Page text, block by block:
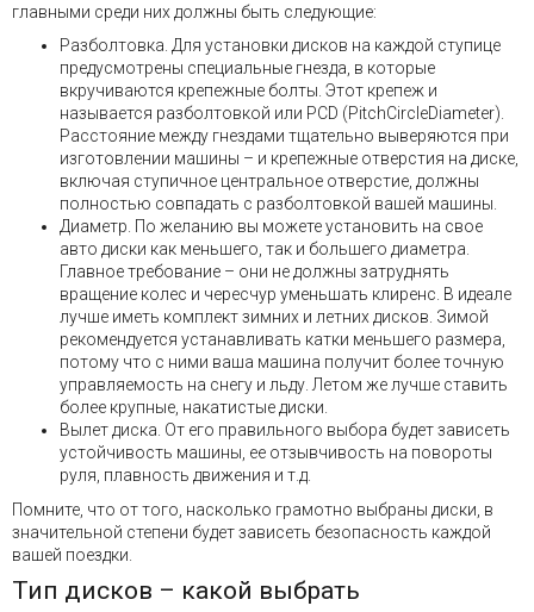
главными среди них должны быть следующие:
Разболтовка. Для установки дисков на каждой ступице
предусмотрены специальные гнезда, в которые
вкручиваются крепежные болты. Этот крепеж и
называется разболтовкой или PCD (PitchCircleDiameter).
Расстояние между гнездами тщательно выверяются при
изготовлении машины – и крепежные отверстия на диске,
включая ступичное центральное отверстие, должны
полностью совпадать с разболтовкой вашей машины.
Диаметр. По желанию вы можете установить на свое
авто диски как меньшего, так и большего диаметра.
Главное требование – они не должны затруднять
вращение колес и чересчур уменьшать клиренс. В идеале
лучше иметь комплект зимних и летних дисков. Зимой
рекомендуется устанавливать катки меньшего размера,
потому что с ними ваша машина получит более точную
управляемость на снегу и льду. Летом же лучше ставить
более крупные, накатистые диски.
Вылет диска. От его правильного выбора будет зависеть
устойчивость машины, ее отзывчивость на повороты
руля, плавность движения и т.д.
Помните, что от того, насколько грамотно выбраны диски, в
значительной степени будет зависеть безопасность каждой
вашей поездки.
Тип дисков – какой выбрать